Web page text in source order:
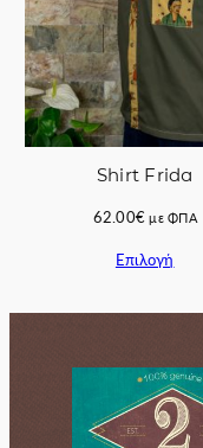
Shirt Frida
62.00€ με ΦΠΑ
Επιλογή